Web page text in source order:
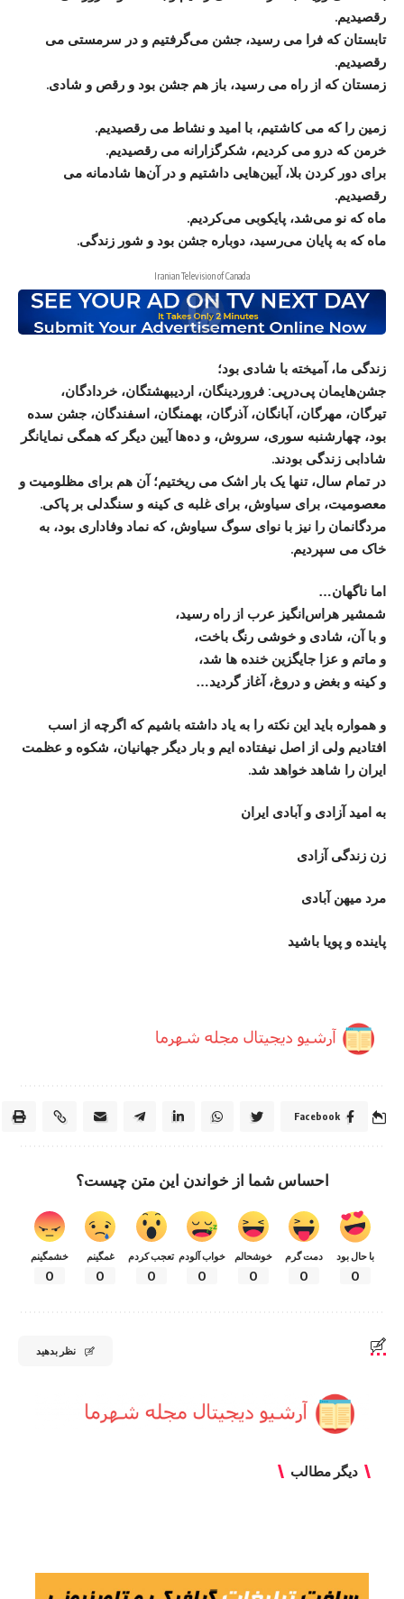
رقصیدیم.
تابستان که فرا می ‌رسید، جشن می‌گرفتیم و در سرمستی می
‌رقصیدیم.
زمستان که از راه می‌ رسید، باز هم جشن بود و رقص و شادی.
زمین را که می ‌کاشتیم، با امید و نشاط می‌ رقصیدیم.
خرمن که درو می ‌کردیم، شکرگزارانه می ‌رقصیدیم.
برای دور کردن بلا، آیین‌هایی داشتیم و در آن‌ها شادمانه می
‌رقصیدیم.
ماه که نو می‌شد، پایکوبی می‌کردیم.
ماه که به پایان می‌رسید، دوباره جشن بود و شور زندگی.
Iranian Television of Canada
زندگی ما، آمیخته با شادی بود؛
جشن‌هایمان پی‌درپی: فروردینگان، اردیبهشتگان، خردادگان،
تیرگان، مهرگان، آبانگان، آذرگان، بهمنگان، اسفندگان، جشن سده
بود، چهارشنبه ‌سوری، سروش، و ده‌ها آیین دیگر که همگی نمایانگر
شادابی زندگی بودند.
در تمام سال، تنها یک ‌بار اشک می ‌ریختیم؛ آن هم برای مظلومیت و
معصومیت، برای سیاوش، برای غلبه‌ ی کینه و سنگدلی بر پاکی.
مردگانمان را نیز با نوای سوگ سیاوش، که نماد وفاداری بود، به
خاک می ‌سپردیم.
اما ناگهان…
شمشیر هراس‌انگیز عرب از راه رسید،
و با آن، شادی و خوشی رنگ باخت،
و ماتم و عزا جایگزین خنده ها شد،
و کینه و بغض و دروغ، آغاز گردید…
و همواره باید این نکته را به یاد داشته باشیم که اگرچه از اسب
افتادیم ولی از اصل نیفتاده ایم و بار دیگر جهانیان، شکوه و عظمت
ایران را شاهد خواهد شد.
به امید آزادی و آبادی ایران
زن زندگی آزادی
مرد میهن آبادی
پاینده و پویا باشید
Facebook
احساس شما از خواندن این متن چیست؟
با حال بود
0
دمت گرم
0
خوشحالم
0
خواب آلودم
0
تعجب کردم
0
غمگینم
0
خشمگینم
0
نظر بدهید
دیگر مطالب